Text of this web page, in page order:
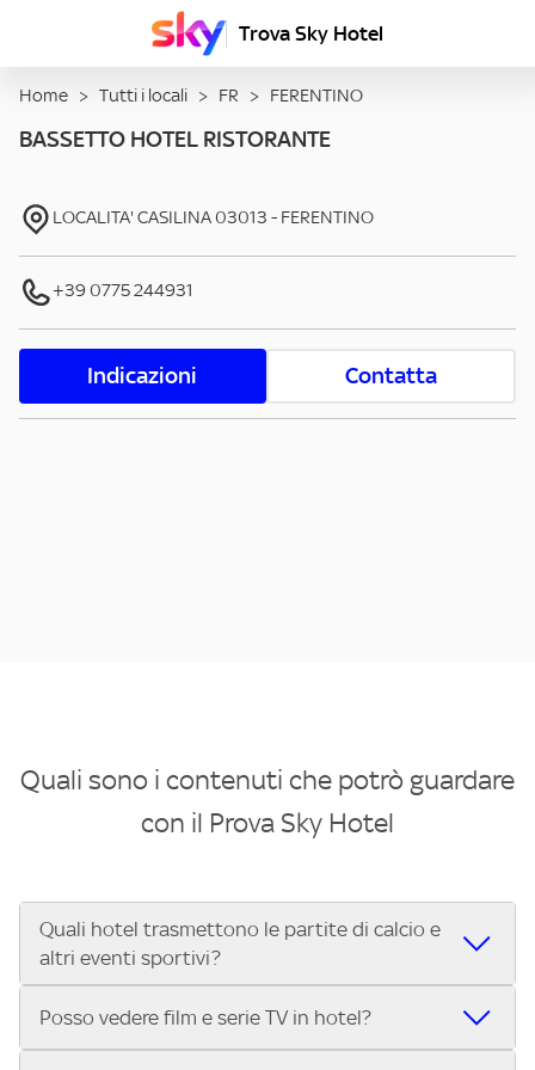
Trova Sky Hotel
Home > Tutti i locali > FR > FERENTINO
BASSETTO HOTEL RISTORANTE
LOCALITA' CASILINA 03013 - FERENTINO
+39 0775 244931
Indicazioni Contatta
Quali sono i contenuti che potrò guardare
con il Prova Sky Hotel
Quali hotel trasmettono le partite di calcio e
altri eventi sportivi?
Se cerchi un hotel dove poter vedere le partite di Serie A,
Posso vedere film e serie TV in hotel?